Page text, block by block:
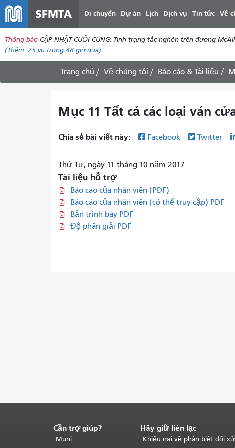
SFMTA Di chuyển Dự án Lịch Dịch vụ Tin tức Về
Thông báo CẬP NHẬT CUỐI CÙNG: Tình trạng tắc nghẽn trên đường
(Thêm: 25 vụ trong 48 giờ qua)
Trang chủ Về chúng tôi Báo cáo & Tài liệu
Mục 11 Tất cả các loại ván
Chia sẻ bài viết này: Facebook Twitter
Thứ Tư, ngày 11 tháng 10 năm 2017
Tài liệu hỗ trợ
Báo cáo của nhân viên (PDF)
Báo cáo của nhân viên (có thể truy cập) PDF
Bản trình bày PDF
Độ phân giải PDF
Kết
thúc
Cần trợ giúp?
Muni
Hãy giữ liên lạc
Khiếu nại về phân biệt đối xử